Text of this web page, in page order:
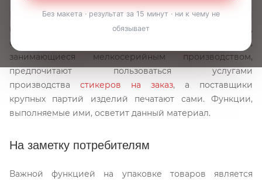
Предприятия, осуществляющие выпуск продукции
потребительского и производственного назначения,
оснащают товарную упаковку этикетками. Фирмы,
занимающиеся мелкосерийным производством,
предпочитают пользоваться услугами
производства стикеров на заказ, а поставщики
крупных партий изделий печатают сами. Функции,
выполняемые ими, осветит данный материал.
На заметку потребителям
Важной функцией на упаковке товаров является
Без макета · результат за 15 минут · ни к чему не
обязывает